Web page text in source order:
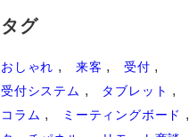
タグ
おしゃれ 来客
受付
受付システム
タブレット
コラム
ミーティングボード